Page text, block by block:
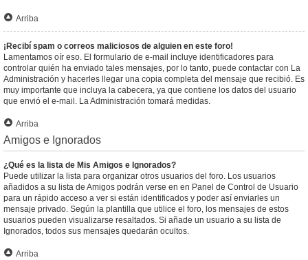
Arriba
¡Recibí spam o correos maliciosos de alguien en este foro!
Lamentamos oír eso. El formulario de e-mail incluye identificadores para
controlar quién ha enviado tales mensajes, por lo tanto, puede contactar con La
Administración y hacerles llegar una copia completa del mensaje que recibió. Es
muy importante que incluya la cabecera, ya que contiene los datos del usuario
que envió el e-mail. La Administración tomará medidas.
Arriba
Amigos e Ignorados
¿Qué es la lista de Mis Amigos e Ignorados?
Puede utilizar la lista para organizar otros usuarios del foro. Los usuarios
añadidos a su lista de Amigos podrán verse en en Panel de Control de Usuario
para un rápido acceso a ver si están identificados y poder así enviarles un
mensaje privado. Según la plantilla que utilice el foro, los mensajes de estos
usuarios pueden visualizarse resaltados. Si añade un usuario a su lista de
Ignorados, todos sus mensajes quedarán ocultos.
Arriba